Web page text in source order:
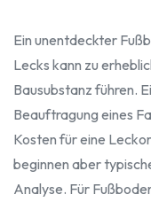
Ein unentdeckter
Lecks kann zu
Bausubstanz führen.
Beauftragung eines
Kosten für eine
beginnen aber
Analyse. Für